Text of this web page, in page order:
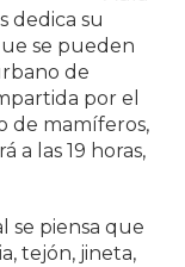
dedica su
se pueden
de
por el
de mamíferos,
a las 19 horas,
se piensa que
tejón, jineta,